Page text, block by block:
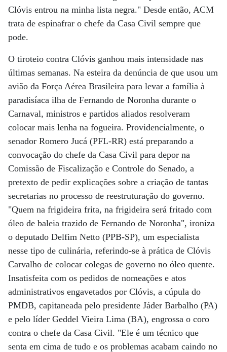
Clóvis entrou na minha lista negra." Desde então, ACM
trata de espinafrar o chefe da Casa Civil sempre que
pode.
O tiroteio contra Clóvis ganhou mais intensidade nas
últimas semanas. Na esteira da denúncia de que usou um
avião da Força Aérea Brasileira para levar a família à
paradisíaca ilha de Fernando de Noronha durante o
Carnaval, ministros e partidos aliados resolveram
colocar mais lenha na fogueira. Providencialmente, o
senador Romero Jucá (PFL-RR) está preparando a
convocação do chefe da Casa Civil para depor na
Comissão de Fiscalização e Controle do Senado, a
pretexto de pedir explicações sobre a criação de tantas
secretarias no processo de reestruturação do governo.
"Quem na frigideira frita, na frigideira será fritado com
óleo de baleia trazido de Fernando de Noronha", ironiza
o deputado Delfim Netto (PPB-SP), um especialista
nesse tipo de culinária, referindo-se à prática de Clóvis
Carvalho de colocar colegas de governo no óleo quente.
Insatisfeita com os pedidos de nomeações e atos
administrativos engavetados por Clóvis, a cúpula do
PMDB, capitaneada pelo presidente Jáder Barbalho (PA)
e pelo líder Geddel Vieira Lima (BA), engrossa o coro
contra o chefe da Casa Civil. "Ele é um técnico que
senta em cima de tudo e os problemas acabam caindo no